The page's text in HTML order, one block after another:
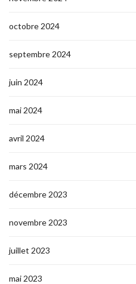
octobre 2024
septembre 2024
juin 2024
mai 2024
avril 2024
mars 2024
décembre 2023
novembre 2023
juillet 2023
mai 2023